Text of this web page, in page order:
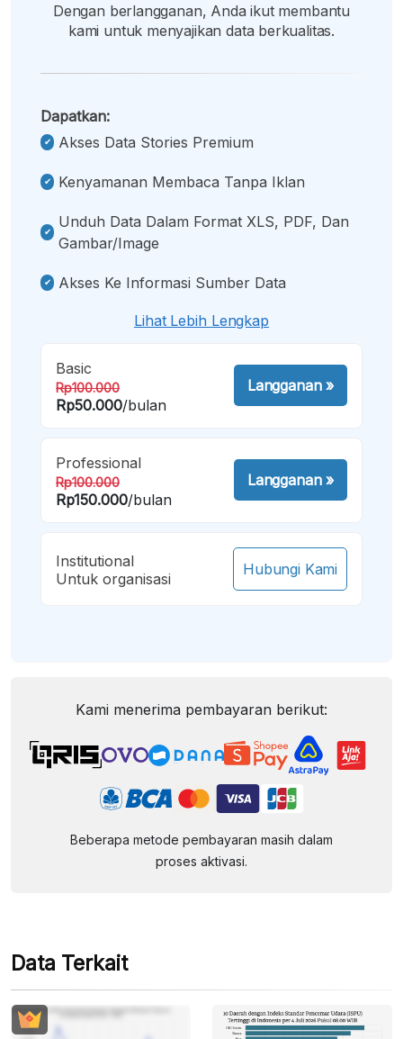
Dengan berlangganan, Anda ikut membantu
kami untuk menyajikan data berkualitas.
Dapatkan:
Akses Data Stories Premium
Kenyamanan Membaca Tanpa Iklan
Unduh Data Dalam Format XLS, PDF, Dan
Gambar/image
Akses Ke Informasi Sumber Data
Lihat Lebih Lengkap
Basic
Rp100.000
Rp50.000/bulan
Langganan»
Professional
Rp100.000
Rp150.000/bulan
Langganan»
Institutional
Untuk organisasi
Hubungi Kami
Kami menerima pembayaran berikut:
Beberapa metode pembayaran masih dalam
proses aktivasi.
Data Terkait